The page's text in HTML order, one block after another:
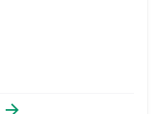
arrow_forward